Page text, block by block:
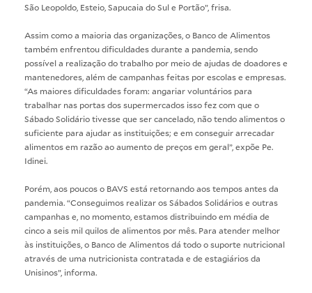
São Leopoldo, Esteio, Sapucaia do Sul e Portão”, frisa.
Assim como a maioria das organizações, o Banco de Alimentos
também enfrentou dificuldades durante a pandemia, sendo
possível a realização do trabalho por meio de ajudas de doadores e
mantenedores, além de campanhas feitas por escolas e empresas.
“As maiores dificuldades foram: angariar voluntários para
trabalhar nas portas dos supermercados isso fez com que o
Sábado Solidário tivesse que ser cancelado, não tendo alimentos o
suficiente para ajudar as instituições; e em conseguir arrecadar
alimentos em razão ao aumento de preços em geral”, expõe Pe.
Idinei.
Porém, aos poucos o BAVS está retornando aos tempos antes da
pandemia. “Conseguimos realizar os Sábados Solidários e outras
campanhas e, no momento, estamos distribuindo em média de
cinco a seis mil quilos de alimentos por mês. Para atender melhor
às instituições, o Banco de Alimentos dá todo o suporte nutricional
através de uma nutricionista contratada e de estagiários da
Unisinos”, informa.